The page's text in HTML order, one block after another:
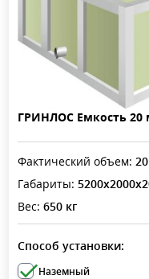
ГРИНЛОС Емкость 20
Фактический объем:
Габариты:
Вес: 650 кг
Способ установки:
Наземный